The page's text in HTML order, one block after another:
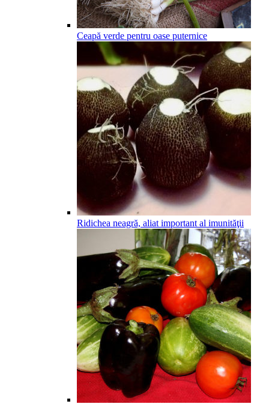
Ceapă verde pentru oase puternice
Ridichea neagră, aliat important al imunităţii